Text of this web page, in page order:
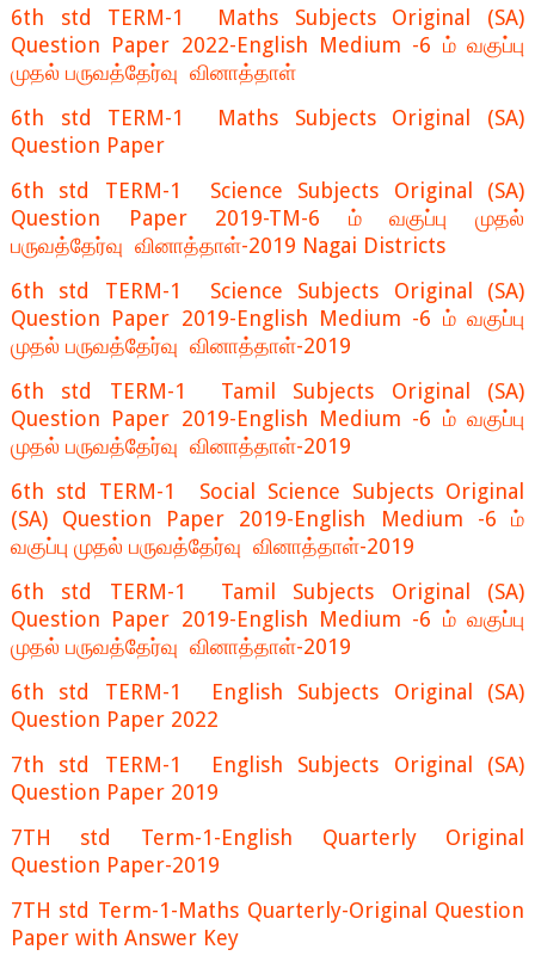
6th std TERM-1 Maths Subjects Original (SA)
Question Paper 2022-English Medium -6 ம் வகுப்பு
முதல் பருவத்தேர்வு வினாத்தாள்
6th std TERM-1 Maths Subjects Original (SA)
Question Paper
6th std TERM-1 Science Subjects Original (SA)
Question Paper 2019-TM-6 ம் வகுப்பு முதல்
பருவத்தேர்வு வினாத்தாள்-2019 Nagai Districts
6th std TERM-1 Science Subjects Original (SA)
Question Paper 2019-English Medium -6 ம் வகுப்பு
முதல் பருவத்தேர்வு வினாத்தாள்-2019
6th std TERM-1 Tamil Subjects Original (SA)
Question Paper 2019-English Medium -6 ம் வகுப்பு
முதல் பருவத்தேர்வு வினாத்தாள்-2019
6th std TERM-1 Social Science Subjects Original
(SA) Question Paper 2019-English Medium -6 ம்
வகுப்பு முதல் பருவத்தேர்வு வினாத்தாள்-2019
6th std TERM-1 Tamil Subjects Original (SA)
Question Paper 2019-English Medium -6 ம் வகுப்பு
முதல் பருவத்தேர்வு வினாத்தாள்-2019
6th std TERM-1 English Subjects Original (SA)
Question Paper 2022
7th std TERM-1 English Subjects Original (SA)
Question Paper 2019
7TH std Term-1-English Quarterly Original
Question Paper-2019
7TH std Term-1-Maths Quarterly-Original Question
Paper with Answer Key